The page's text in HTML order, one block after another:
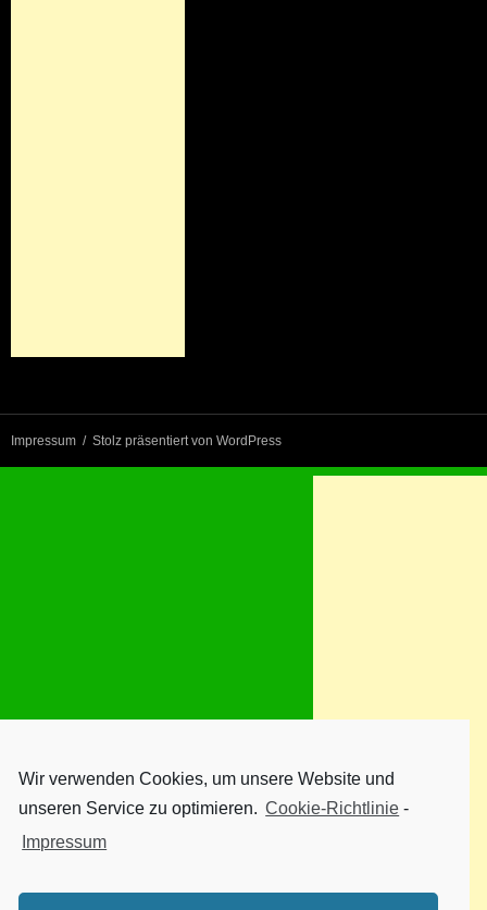
Wir verwenden Cookies, um unsere Website und
unseren Service zu optimieren. Cookie-Richtlinie -
Impressum
Impressum Stolz präsentiert von WordPress